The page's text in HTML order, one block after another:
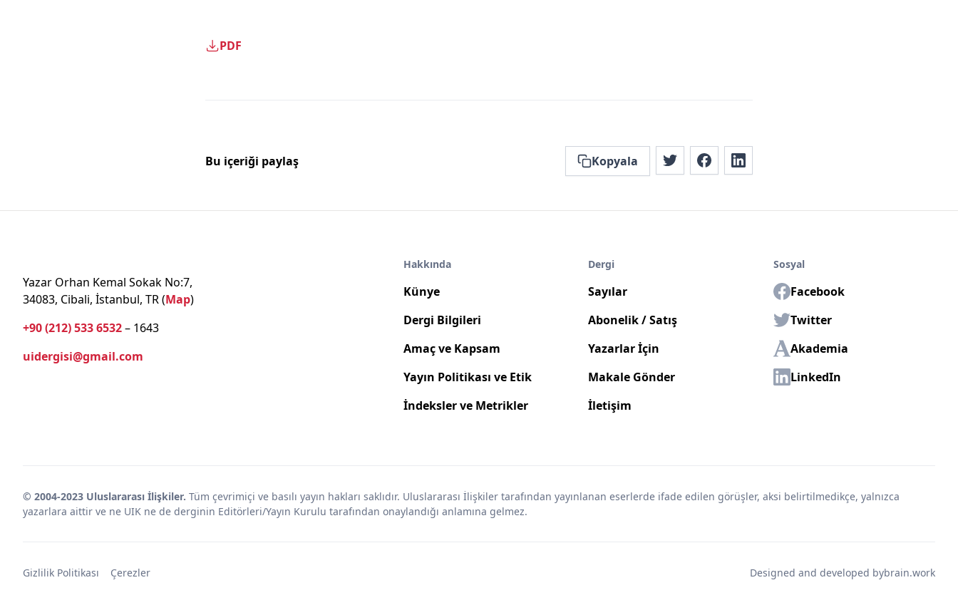
PDF
Bu içeriği paylaş Kopyala
Yazar Orhan Kemal Sokak No:7,
34083, Cibali, İstanbul, TR (Map)
+90 (212) 533 6532– 1643
uidergisi@gmail.com
Hakkında
Künye
Dergi Bilgileri
Amaç ve Kapsam
Yayın Politikası ve Etik
İndeksler ve Metrikler
Dergi
Sayılar
Abonelik / Satış
Yazarlar İçin
Makale Gönder
İletişim
Sosyal
Facebook
Twitter
Akademia
LinkedIn
© 2004-2023 Uluslararası İlişkiler. Tüm çevrimiçi ve basılı yayın hakları saklıdır. Uluslararası İlişkiler tarafından yayınlanan eserlerde ifade edilen görüşler, aksi belirtilmedikçe, yalnızca
yazarlara aittir ve ne UIK ne de derginin Editörleri/Yayın Kurulu tarafından onaylandığı anlamına gelmez.
Gizlilik Politikası Çerezler Designed and developed bybrain.work